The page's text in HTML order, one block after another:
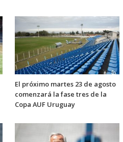
El próximo martes 23 de agosto
comenzará la fase tres de la
Copa AUF Uruguay